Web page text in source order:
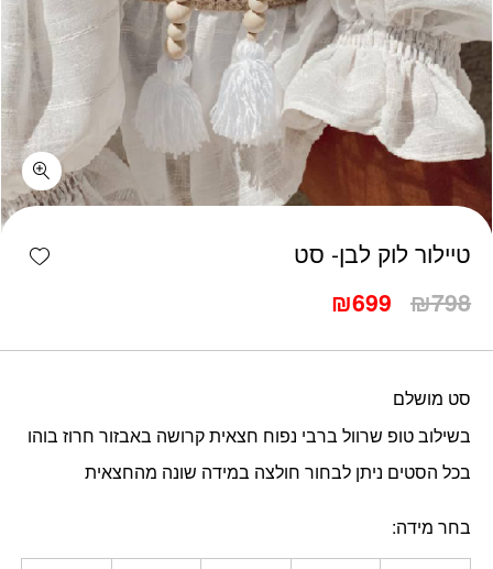
טיילור לוק לבן- סט
₪798
המחיר
היה:
₪699 המחיר
הוא:
סט מושלם
בשילוב טופ שרוול ברבי נפוח חצאית קרושה באבזור חרוז בוהו
בכל הסטים ניתן לבחור חולצה במידה שונה מהחצאית
בחר מידה
כמות טיילור לוק לבן- סט